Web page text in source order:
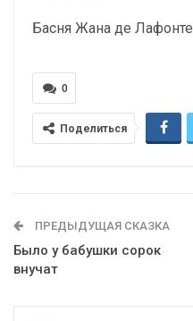
Басня Жана де
0
Поделиться
ПРЕДЫДУЩАЯ СКАЗКА
Было у бабушки сорок
внучат